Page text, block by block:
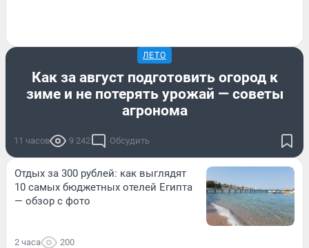
ЛЕТО
Как за август подготовить огород к
зиме и не потерять урожай — советы
агронома
11 часов 9 242 Обсудить
Отдых за 300 рублей: как выглядят
10 самых бюджетных отелей Египта
— обзор с фото
2 часа 200